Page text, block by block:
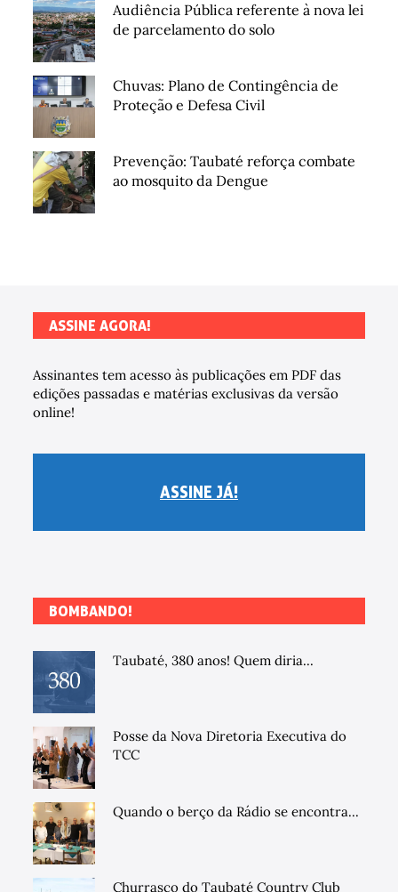
Audiência Pública referente à nova lei
de parcelamento do solo
Chuvas: Plano de Contingência de
Proteção e Defesa Civil
Prevenção: Taubaté reforça combate
ao mosquito da Dengue
ASSINE AGORA!
Assinantes tem acesso às publicações em PDF das
edições passadas e matérias exclusivas da versão
online!
ASSINE JÁ!
BOMBANDO!
Taubaté, 380 anos! Quem diria...
Posse da Nova Diretoria Executiva do
TCC
Quando o berço da Rádio se encontra...
Churrasco do Taubaté Country Club